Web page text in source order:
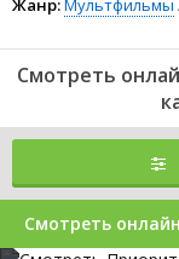
Жанр:Мультфильмы
Смотреть
Смотреть онлайн